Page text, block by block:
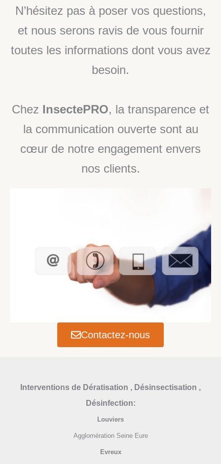
N’hésitez pas à poser vos questions,
et nous serons ravis de vous fournir
toutes les informations dont vous avez
besoin.
Chez InsectePRO, la transparence et
la communication ouverte sont au
cœur de notre engagement envers
nos clients.
Contactez-nous
Interventions de Dératisation , Désinsectisation ,
Désinfection:
Louviers
Agglomération Seine Eure
Evreux